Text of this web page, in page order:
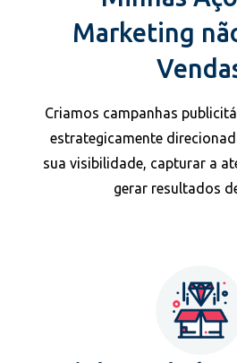
Marketing
Criamos campanhas
estrategicamente
sua visibilidade, capturar a
gerar resultados